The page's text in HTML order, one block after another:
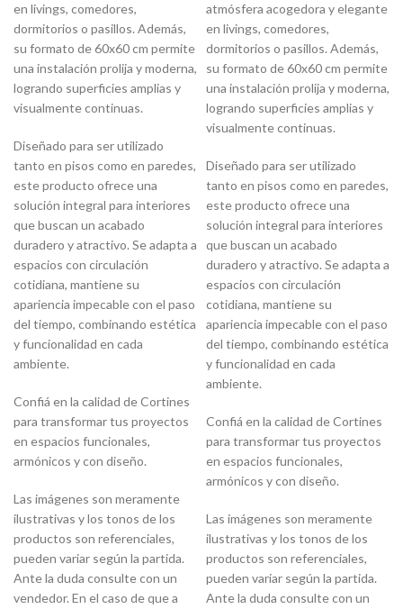
en livings, comedores,
dormitorios o pasillos. Además,
su formato de 60x60 cm permite
una instalación prolija y moderna,
logrando superficies amplias y
visualmente continuas.
Diseñado para ser utilizado
tanto en pisos como en paredes,
este producto ofrece una
solución integral para interiores
que buscan un acabado
duradero y atractivo. Se adapta a
espacios con circulación
cotidiana, mantiene su
apariencia impecable con el paso
del tiempo, combinando estética
y funcionalidad en cada
ambiente.
Confiá en la calidad de Cortines
para transformar tus proyectos
en espacios funcionales,
armónicos y con diseño.
Las imágenes son meramente
ilustrativas y los tonos de los
productos son referenciales,
pueden variar según la partida.
Ante la duda consulte con un
vendedor. En el caso de que a
atmósfera acogedora y elegante
en livings, comedores,
dormitorios o pasillos. Además,
su formato de 60x60 cm permite
una instalación prolija y moderna,
logrando superficies amplias y
visualmente continuas.
Diseñado para ser utilizado
tanto en pisos como en paredes,
este producto ofrece una
solución integral para interiores
que buscan un acabado
duradero y atractivo. Se adapta a
espacios con circulación
cotidiana, mantiene su
apariencia impecable con el paso
del tiempo, combinando estética
y funcionalidad en cada
ambiente.
Confiá en la calidad de Cortines
para transformar tus proyectos
en espacios funcionales,
armónicos y con diseño.
Las imágenes son meramente
ilustrativas y los tonos de los
productos son referenciales,
pueden variar según la partida.
Ante la duda consulte con un